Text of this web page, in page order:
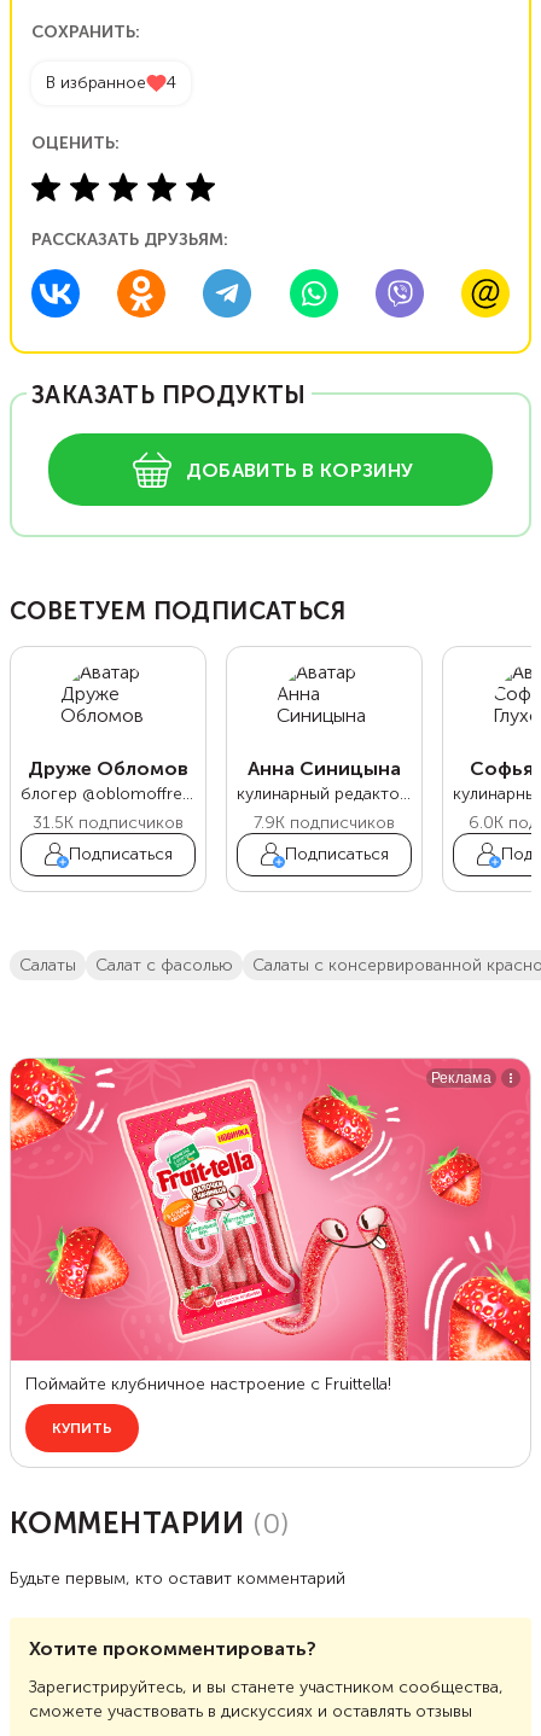
СОХРАНИТЬ:
В избранное 4
ОЦЕНИТЬ:
РАССКАЗАТЬ ДРУЗЬЯМ:
ЗАКАЗАТЬ ПРОДУКТЫ
ДОБАВИТЬ В КОРЗИНУ
СОВЕТУЕМ ПОДПИСАТЬСЯ
Друже Обломов
блогер @oblomoffrecipe
31.5K подписчиков
Подписаться
Анна Синицына
кулинарный редактор Food.ru
7.9K подписчиков
Подписаться
Софья
6.0K
салаты салат с фасолью салаты с консервированной
КОММЕНТАРИИ (0)
Будьте первым, кто оставит комментарий
Хотите прокомментировать?
Зарегистрируйтесь, и вы станете участником сообщества,
сможете участвовать в дискуссиях и оставлять отзывы